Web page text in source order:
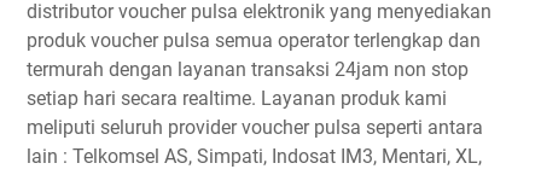
distributor voucher pulsa elektronik yang menyediakan
produk voucher pulsa semua operator terlengkap dan
termurah dengan layanan transaksi 24jam non stop
setiap hari secara realtime. Layanan produk kami
meliputi seluruh provider voucher pulsa seperti antara
lain : Telkomsel AS, Simpati, Indosat IM3, Mentari, XL,